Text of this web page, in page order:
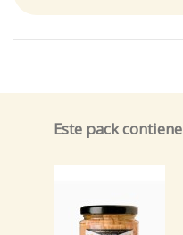
Este pack contiene